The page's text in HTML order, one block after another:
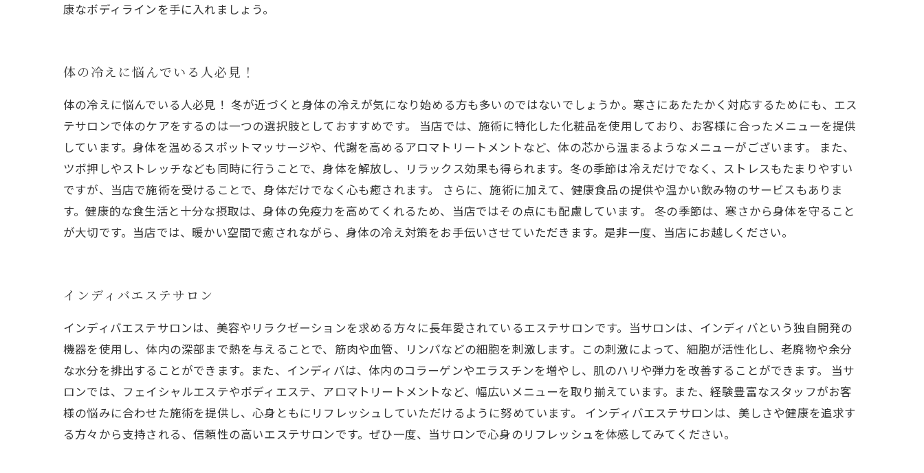
康なボディラインを手に入れましょう。
体の冷えに悩んでいる人必見！
体の冷えに悩んでいる人必見！ 冬が近づくと身体の冷えが気になり始める方も多いのではないでしょうか。寒さにあたたかく対応するためにも、エス
テサロンで体のケアをするのは一つの選択肢としておすすめです。 当店では、施術に特化した化粧品を使用しており、お客様に合ったメニューを提供
しています。身体を温めるスポットマッサージや、代謝を高めるアロマトリートメントなど、体の芯から温まるようなメニューがございます。 また、
ツボ押しやストレッチなども同時に行うことで、身体を解放し、リラックス効果も得られます。冬の季節は冷えだけでなく、ストレスもたまりやすい
ですが、当店で施術を受けることで、身体だけでなく心も癒されます。 さらに、施術に加えて、健康食品の提供や温かい飲み物のサービスもありま
す。健康的な食生活と十分な摂取は、身体の免疫力を高めてくれるため、当店ではその点にも配慮しています。 冬の季節は、寒さから身体を守ること
が大切です。当店では、暖かい空間で癒されながら、身体の冷え対策をお手伝いさせていただきます。是非一度、当店にお越しください。
インディバエステサロン
インディバエステサロンは、美容やリラクゼーションを求める方々に長年愛されているエステサロンです。当サロンは、インディバという独自開発の
機器を使用し、体内の深部まで熱を与えることで、筋肉や血管、リンパなどの細胞を刺激します。この刺激によって、細胞が活性化し、老廃物や余分
な水分を排出することができます。また、インディバは、体内のコラーゲンやエラスチンを増やし、肌のハリや弾力を改善することができます。 当サ
ロンでは、フェイシャルエステやボディエステ、アロマトリートメントなど、幅広いメニューを取り揃えています。また、経験豊富なスタッフがお客
様の悩みに合わせた施術を提供し、心身ともにリフレッシュしていただけるように努めています。 インディバエステサロンは、美しさや健康を追求す
る方々から支持される、信頼性の高いエステサロンです。ぜひ一度、当サロンで心身のリフレッシュを体感してみてください。